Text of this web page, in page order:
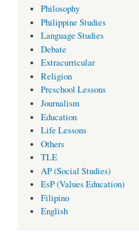
Philosophy
Philippine Studies
Language Studies
Debate
Extracurricular
Religion
Preschool Lessons
Journalism
Education
Life Lessons
Others
TLE
AP (Social Studies)
EsP (Values Education)
Filipino
English